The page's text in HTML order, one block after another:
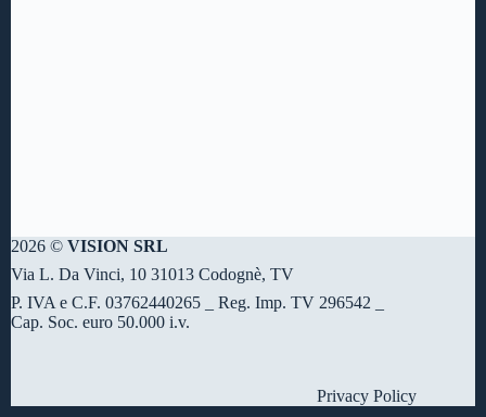
2026 © VISION SRL
Via L. Da Vinci, 10 31013 Codognè, TV
P. IVA e C.F. 03762440265 _ Reg. Imp. TV 296542 _
Cap. Soc. euro 50.000 i.v.
Privacy Policy